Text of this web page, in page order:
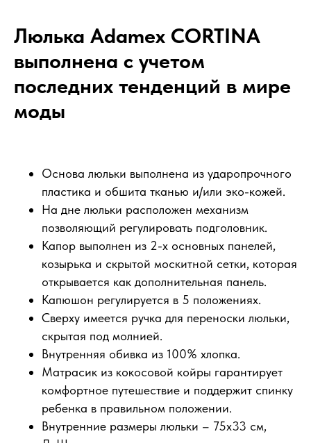
Люлька Adamex CORTINA
выполнена с учетом
последних тенденций в мире
моды
Основа люльки выполнена из ударопрочного
пластика и обшита тканью и/или эко-кожей.
На дне люльки расположен механизм
позволяющий регулировать подголовник.
Капор выполнен из 2-х основных панелей,
козырька и скрытой москитной сетки, которая
открывается как дополнительная панель.
Капюшон регулируется в 5 положениях.
Сверху имеется ручка для переноски люльки,
скрытая под молнией.
Внутренняя обивка из 100% хлопка.
Матрасик из кокосовой койры гарантирует
комфортное путешествие и поддержит спинку
ребенка в правильном положении.
Внутренние размеры люльки – 75х33 см,